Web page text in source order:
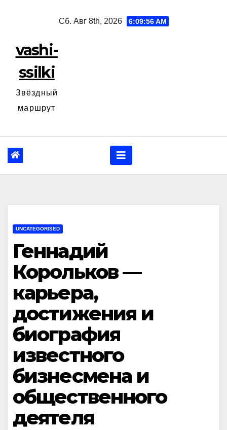
Сб. Авг 8th, 2026 6:09:57 AM
vashi-
ssilki
Звёздный
маршрут
UNCATEGORISED
Геннадий
Корольков —
карьера,
достижения и
биография
известного
бизнесмена и
общественного
деятеля